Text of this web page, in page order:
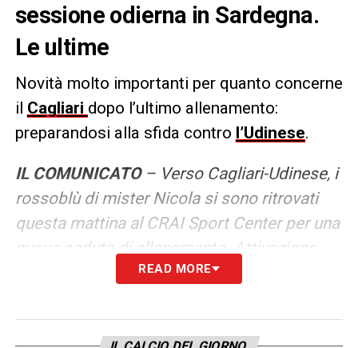
sessione odierna in Sardegna.
Le ultime
Novità molto importanti per quanto concerne
il Cagliari dopo l’ultimo allenamento:
preparandosi alla sfida contro l’Udinese.
IL COMUNICATO– Verso Cagliari-Udinese, i
rossoblù di mister Nicola si sono ritrovati
questa mattina al CRAI Sport Center per una
nuova seduta di allenamento. Attivazione
tecnica, poi esercitazioni sul possesso palla
match dell’Unipol Domus, in programma
READ MORE